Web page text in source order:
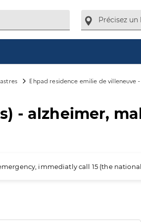
Ehpad residence emilie de villeneuve
- alzheimer,
immediatly call 15 (the